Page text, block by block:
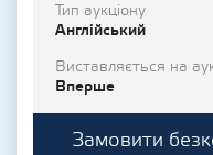
Тип аукціону
Англійський
Виставляється на
Вперше
Замовити